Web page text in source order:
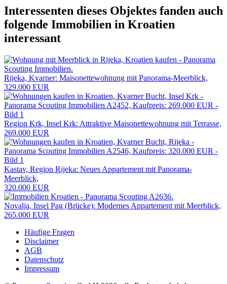
Interessenten dieses Objektes fanden auch
folgende Immobilien in Kroatien
interessant
Rijeka, Kvarner: Maisonettewohnung mit Panorama-Meerblick,
329.000 EUR
Region Krk, Insel Krk: Attraktive Maisonettewohnung mit Terrasse,
269.000 EUR
Kastav, Region Rijeka: Neues Appartement mit Panorama-
Meerblick,
320.000 EUR
Novalja, Insel Pag (Brücke): Modernes Appartement mit Meerblick,
265.000 EUR
Häufige Fragen
Disclaimer
AGB
Datenschutz
Impressum